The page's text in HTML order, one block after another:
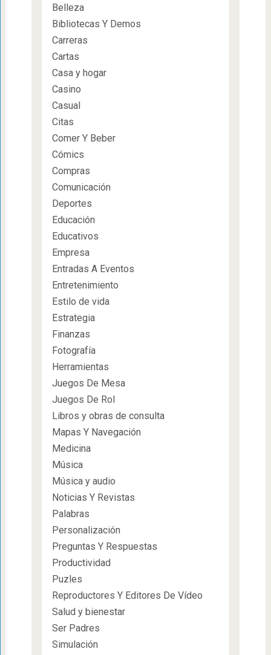
Belleza
Bibliotecas Y Demos
Carreras
Cartas
Casa y hogar
Casino
Casual
Citas
Comer Y Beber
Cómics
Compras
Comunicación
Deportes
Educación
Educativos
Empresa
Entradas A Eventos
Entretenimiento
Estilo de vida
Estrategia
Finanzas
Fotografía
Herramientas
Juegos De Mesa
Juegos De Rol
Libros y obras de consulta
Mapas Y Navegación
Medicina
Música
Música y audio
Noticias Y Revistas
Palabras
Personalización
Preguntas Y Respuestas
Productividad
Puzles
Reproductores Y Editores De Vídeo
Salud y bienestar
Ser Padres
Simulación